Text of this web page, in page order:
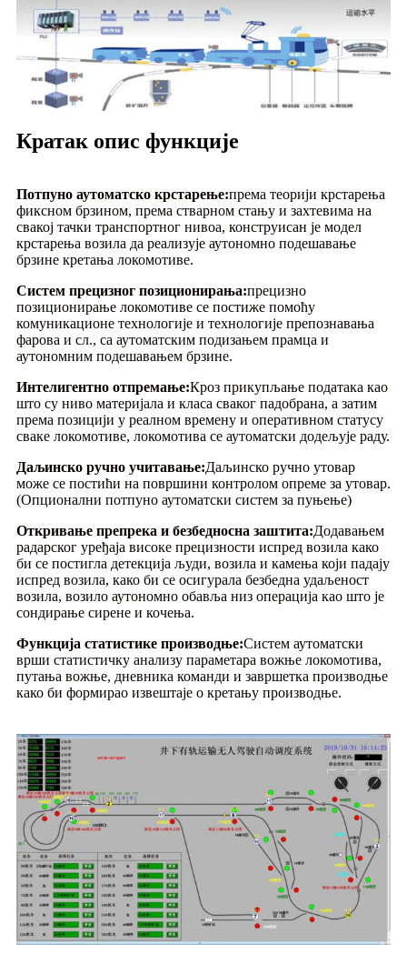
Кратак опис функције
Потпуно аутоматско крстарење:према теорији крстарења
фиксном брзином, према стварном стању и захтевима на
свакој тачки транспортног нивоа, конструисан је модел
крстарења возила да реализује аутономно подешавање
брзине кретања локомотиве.
Систем прецизног позиционирања:прецизно
позиционирање локомотиве се постиже помоћу
комуникационе технологије и технологије препознавања
фарова и сл., са аутоматским подизањем прамца и
аутономним подешавањем брзине.
Интелигентно отпремање:Кроз прикупљање података као
што су ниво материјала и класа сваког падобрана, а затим
према позицији у реалном времену и оперативном статусу
сваке локомотиве, локомотива се аутоматски додељује раду.
Даљинско ручно учитавање:Даљинско ручно утовар
може се постићи на површини контролом опреме за утовар.
(Опционални потпуно аутоматски систем за пуњење)
Откривање препрека и безбедносна заштита:Додавањем
радарског уређаја високе прецизности испред возила како
би се постигла детекција људи, возила и камења који падају
испред возила, како би се осигурала безбедна удаљеност
возила, возило аутономно обавља низ операција као што је
сондирање сирене и кочења.
Функција статистике производње:Систем аутоматски
врши статистичку анализу параметара вожње локомотива,
путања вожње, дневника команди и завршетка производње
како би формирао извештаје о кретању производње.